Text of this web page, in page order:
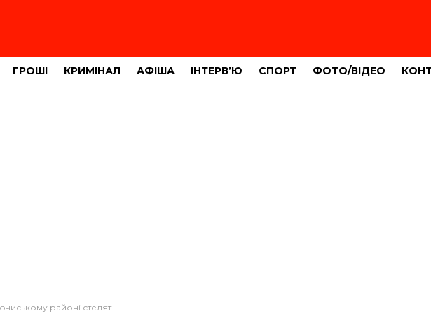
ГРОШІ КРИМІНАЛ АФІША ІНТЕРВ’Ю СПОРТ ФОТО/ВІДЕО
районі стелять асфальт на двох місцевих дорогах